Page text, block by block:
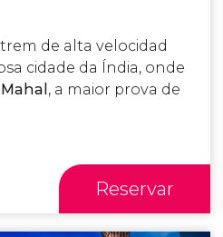
de alta velocidad
cidade da Índia, onde
, a maior prova de
Reservar